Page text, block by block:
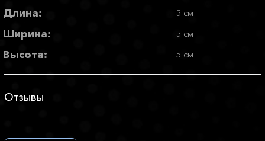
Длина: 5 см
Ширина: 5 см
Высота: 5 см
Отзывы